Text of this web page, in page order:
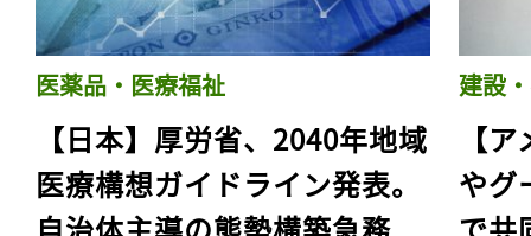
医薬品・医療福祉
【日本】厚労省、2040年地域
医療構想ガイドライン発表。
建設
【
やグ